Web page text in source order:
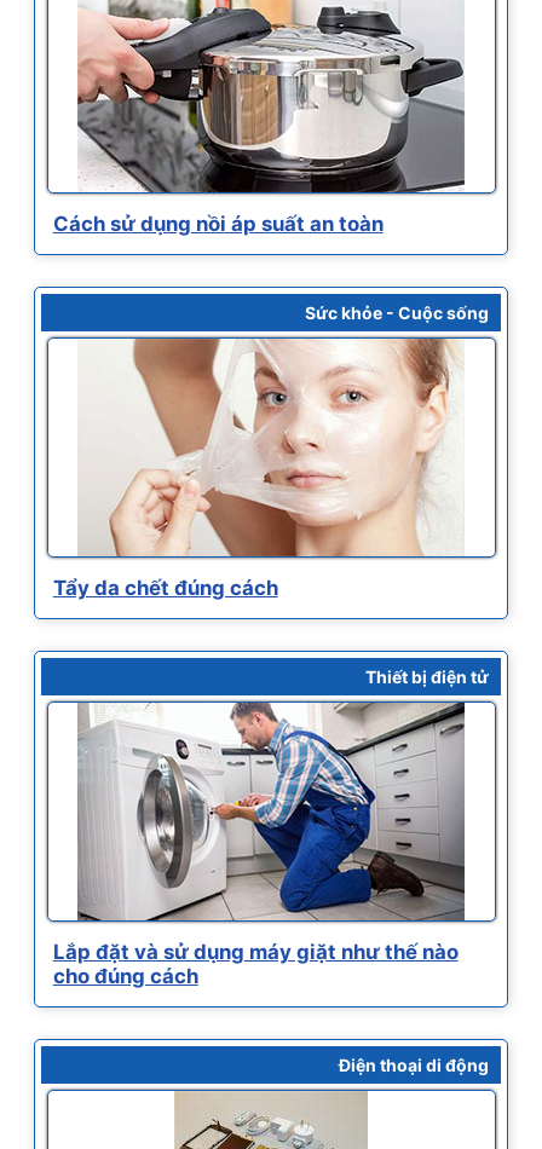
Cách sử dụng nồi áp suất an toàn
Sức khỏe - Cuộc sống
Tẩy da chết đúng cách
Thiết bị điện tử
Lắp đặt và sử dụng máy giặt như thế nào
cho đúng cách
Điện thoại di động